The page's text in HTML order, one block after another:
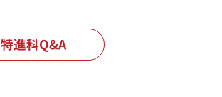
特進科Q&A